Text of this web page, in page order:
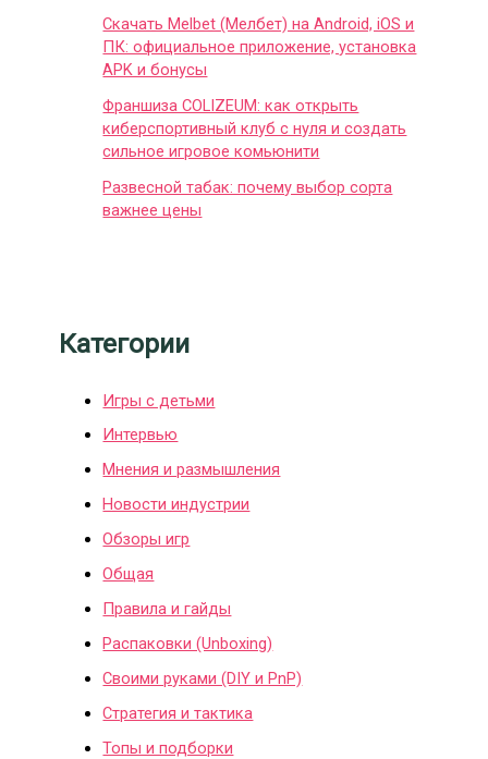
Скачать Melbet (Мелбет) на Android, iOS и
ПК: официальное приложение, установка
APK и бонусы
Франшиза COLIZEUM: как открыть
киберспортивный клуб с нуля и создать
сильное игровое комьюнити
Развесной табак: почему выбор сорта
важнее цены
Категории
Игры с детьми
Интервью
Мнения и размышления
Новости индустрии
Обзоры игр
Общая
Правила и гайды
Распаковки (Unboxing)
Своими руками (DIY и PnP)
Стратегия и тактика
Топы и подборки